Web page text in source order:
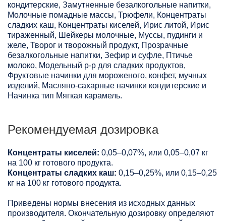
кондитерские, Замутненные безалкогольные напитки,
Молочные помадные массы, Трюфели, Концентраты
сладких каш, Концентраты киселей, Ирис литой, Ирис
тираженный, Шейкеры молочные, Муссы, пудинги и
желе, Творог и творожный продукт, Прозрачные
безалкогольные напитки, Зефир и суфле, Птичье
молоко, Модельный р-р для сладких продуктов,
Фруктовые начинки для мороженого, конфет, мучных
изделий, Масляно-сахарные начинки кондитерские и
Начинка тип Мягкая карамель.
Рекомендуемая дозировка
Концентраты киселей: 0,05–0,07%, или 0,05–0,07 кг
на 100 кг готового продукта.
Концентраты сладких каш: 0,15–0,25%, или 0,15–0,25
кг на 100 кг готового продукта.
Приведены нормы внесения из исходных данных
производителя. Окончательную дозировку определяют